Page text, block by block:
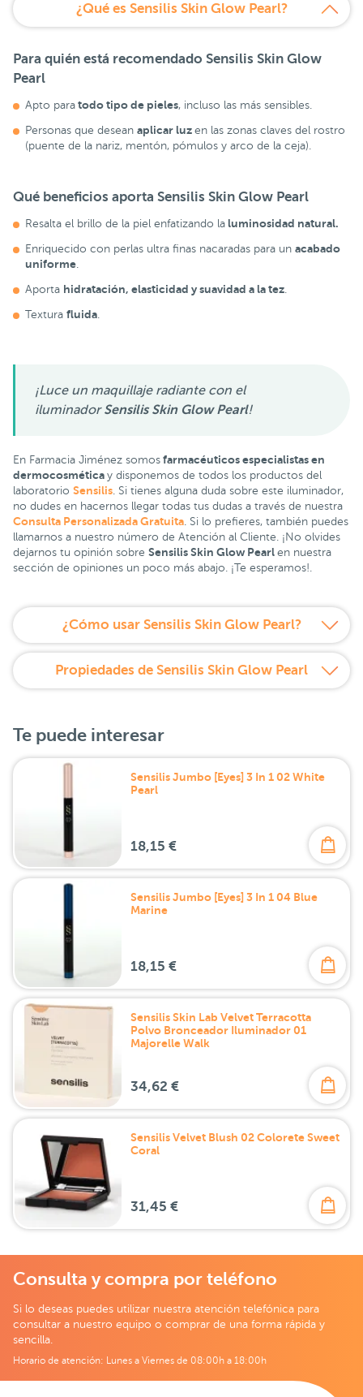
¿Qué es Sensilis Skin Glow Pearl?
Para quién está recomendado Sensilis Skin Glow
Pearl
Apto para todo tipo de pieles, incluso las más sensibles.
Personas que desean aplicar luz en las zonas claves del rostro
(puente de la nariz, mentón, pómulos y arco de la ceja).
Qué beneficios aporta Sensilis Skin Glow Pearl
Resalta el brillo de la piel enfatizando la luminosidad natural.
Enriquecido con perlas ultra finas nacaradas para un acabado
uniforme.
Aporta hidratación, elasticidad y suavidad a la tez.
Textura fluida.
¡Luce un maquillaje radiante con el
iluminadorSensilis Skin Glow Pearl!
En Farmacia Jiménez somos farmacéuticos especialistas en
dermocosmética y disponemos de todos los productos del
laboratorio Sensilis. Si tienes alguna duda sobre este iluminador,
no dudes en hacernos llegar todas tus dudas a través de nuestra
Consulta Personalizada Gratuita. Si lo prefieres, también puedes
llamarnos a nuestro número de Atención al Cliente. ¡No olvides
dejarnos tu opinión sobre Sensilis Skin Glow Pearl en nuestra
sección de opiniones un poco más abajo. ¡Te esperamos!.
¿Cómo usar Sensilis Skin Glow Pearl?
Propiedades de Sensilis Skin Glow Pearl
Te puede interesar
Sensilis Jumbo [Eyes] 3 In 1 02 White
Pearl
18,15 €
Sensilis Jumbo [Eyes] 3 In 1 04 Blue
Marine
18,15 €
Sensilis Skin Lab Velvet Terracotta
Polvo Bronceador Iluminador 01
Majorelle Walk
34,62 €
Sensilis Velvet Blush 02 Colorete Sweet
Coral
31,45 €
Consulta y compra por teléfono
Si lo deseas puedes utilizar nuestra atención telefónica para
consultar a nuestro equipo o comprar de una forma rápida y
sencilla.
Horario de atención: Lunes a Viernes de 08:00h a 18:00h